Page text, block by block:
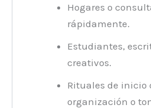
Hogares o
rápidamente.
Estudiantes,
creativos.
Rituales de inicio
organización o